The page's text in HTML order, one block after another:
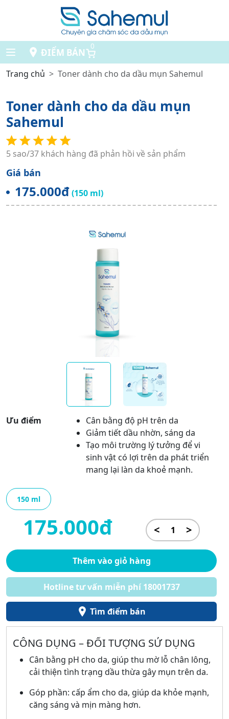
ĐIỂM BÁN
0
Trang chủ Toner dành cho da dầu mụn Sahemul
Toner dành cho da dầu mụn
Sahemul
5 sao/37 khách hàng đã phản hồi về sản phẩm
Giá bán
175.000đ(150 ml)
Ưu điểm
Cân bằng độ pH trên da
Giảm tiết dầu nhờn, sáng da
Tạo môi trường lý tưởng để vi
sinh vật có lợi trên da phát triển
mang lại làn da khoẻ mạnh.
150 ml
175.000đ < >
Thêm vào giỏ hàng
Hotline tư vấn miễn phí 18001737
Tìm điểm bán
CÔNG DỤNG – ĐỐI TƯỢNG SỬ DỤNG
Cân bằng pH cho da, giúp thu mờ lỗ chân lông,
cải thiện tình trạng dầu thừa gây mụn trên da.
Góp phần: cấp ẩm cho da, giúp da khỏe mạnh,
căng sáng và mịn màng hơn.